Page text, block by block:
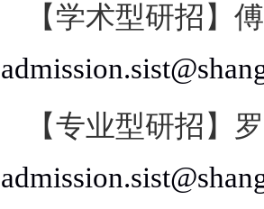
【学术型研招】
【专业型研招】